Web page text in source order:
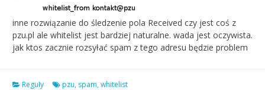
inne rozwiązanie do śledzenie pola Received czy jest coś z
pzu.pl ale whitelist jest bardziej naturalne. wada jest oczywista.
jak ktos zacznie rozsyłać spam z tego adresu będzie problem
Reguły pzu, spam,whitelist